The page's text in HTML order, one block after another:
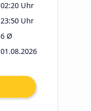
02:20 Uhr
23:50 Uhr
6 Ø
01.08.2026